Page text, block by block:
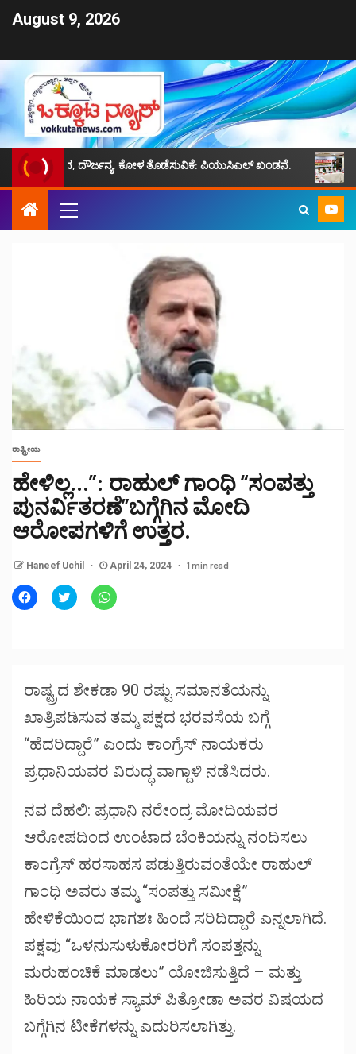
August 9, 2026
ದೌರ್ಜನ್ಯ, ಕೋಳ ತೊಡೆಸುವಿಕೆ: ಪಿಯುಸಿಎಲ್ ಖಂಡನೆ. ಜೈಪುರ
ರಾಷ್ಟ್ರೀಯ
ಹೇಳಿಲ್ಲ…”: ರಾಹುಲ್ ಗಾಂಧಿ “ಸಂಪತ್ತು
ಪುನರ್ವಿತರಣೆ”ಬಗ್ಗೆಗಿನ ಮೋದಿ
ಆರೋಪಗಳಿಗೆ ಉತ್ತರ.
Haneef Uchil April 24, 2024 1 min read
Click
to
Click
to
Click
to
ರಾಷ್ಟ್ರದ ಶೇಕಡಾ 90 ರಷ್ಟು ಸಮಾನತೆಯನ್ನು
ಖಾತ್ರಿಪಡಿಸುವ ತಮ್ಮ ಪಕ್ಷದ ಭರವಸೆಯ ಬಗ್ಗೆ
“ಹೆದರಿದ್ದಾರೆ” ಎಂದು ಕಾಂಗ್ರೆಸ್ ನಾಯಕರು
ಪ್ರಧಾನಿಯವರ ವಿರುದ್ಧ ವಾಗ್ದಾಳಿ ನಡೆಸಿದರು.
ನವ ದೆಹಲಿ: ಪ್ರಧಾನಿ ನರೇಂದ್ರ ಮೋದಿಯವರ
ಆರೋಪದಿಂದ ಉಂಟಾದ ಬೆಂಕಿಯನ್ನು ನಂದಿಸಲು
ಕಾಂಗ್ರೆಸ್ ಹರಸಾಹಸ ಪಡುತ್ತಿರುವಂತೆಯೇ ರಾಹುಲ್
ಗಾಂಧಿ ಅವರು ತಮ್ಮ “ಸಂಪತ್ತು ಸಮೀಕ್ಷೆ”
ಹೇಳಿಕೆಯಿಂದ ಭಾಗಶಃ ಹಿಂದೆ ಸರಿದಿದ್ದಾರೆ ಎನ್ನಲಾಗಿದೆ.
ಪಕ್ಷವು “ಒಳನುಸುಳುಕೋರರಿಗೆ ಸಂಪತ್ತನ್ನು
ಮರುಹಂಚಿಕೆ ಮಾಡಲು” ಯೋಜಿಸುತ್ತಿದೆ – ಮತ್ತು
ಹಿರಿಯ ನಾಯಕ ಸ್ಯಾಮ್ ಪಿತ್ರೋಡಾ ಅವರ ವಿಷಯದ
ಬಗ್ಗೆಗಿನ ಟೀಕೆಗಳನ್ನು ಎದುರಿಸಲಾಗಿತ್ತು.